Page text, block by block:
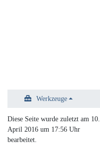
Werkzeuge
Diese Seite wurde zuletzt am 10.
April 2016 um 17:56 Uhr
bearbeitet.